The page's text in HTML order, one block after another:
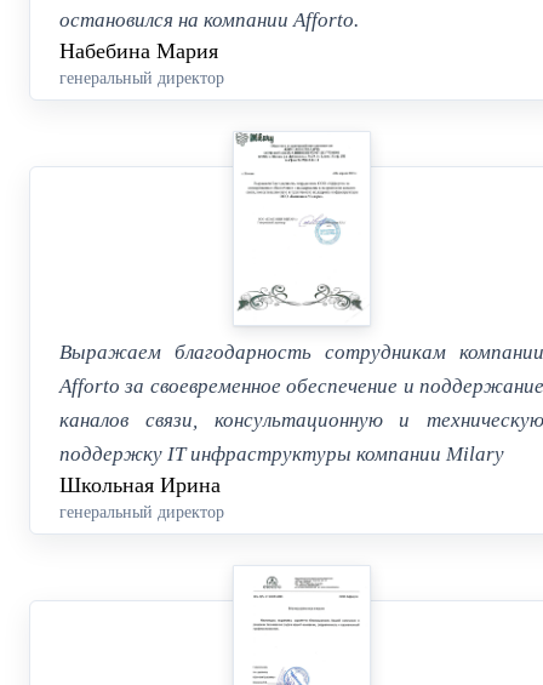
остановился на компании Afforto.
Набебина Мария
генеральный директор
Выражаем благодарность сотрудникам компании
Afforto за своевременное обеспечение и поддержание
каналов связи, консультационную и техническую
поддержку IT инфраструктуры компании Milary
Школьная Ирина
генеральный директор